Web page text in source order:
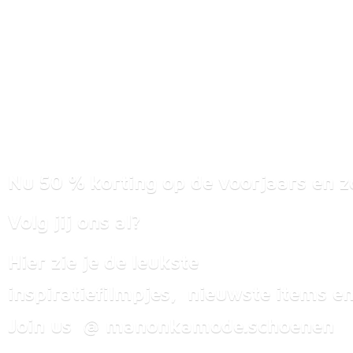
Nu 50 % korting op de voorjaars en
Volg jij ons al?
Hier zie je de leukste
inspiratiefilmpjes, nieuwste items
Join us @ manonkamode.schoenen